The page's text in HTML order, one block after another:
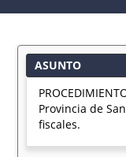
ASUNTO
Provincia de
fiscales.